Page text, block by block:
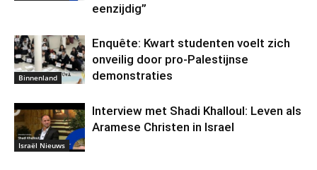
eenzijdig”
Binnenland
Enquête: Kwart studenten voelt zich
onveilig door pro-Palestijnse
demonstraties
Israël Nieuws
Interview met Shadi Khalloul: Leven als
Aramese Christen in Israel